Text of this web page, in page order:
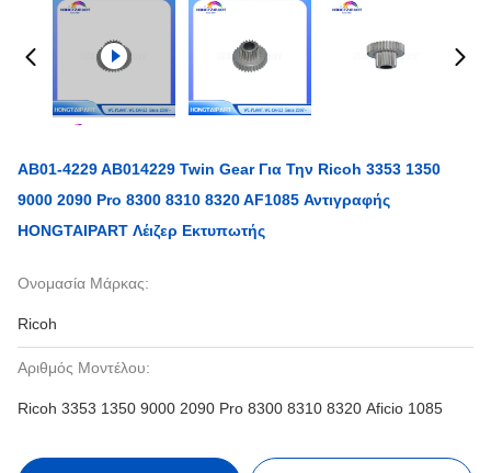
AB01-4229 AB014229 Twin Gear Για Την Ricoh 3353 1350
9000 2090 Pro 8300 8310 8320 AF1085 Αντιγραφής
HONGTAIPART Λέιζερ Εκτυπωτής
Ονομασία Μάρκας:
Ricoh
Αριθμός Μοντέλου:
Ricoh 3353 1350 9000 2090 Pro 8300 8310 8320 Aficio 1085